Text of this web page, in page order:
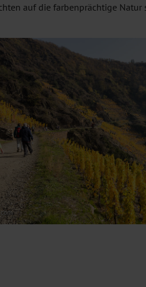
auf die farbenprächtige Natur